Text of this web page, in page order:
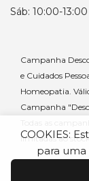
COOKIES:
para
Sáb: 10:00-13:00
Campanha
e Cuidados
Homeopatia.
Campanha
limitadas ao